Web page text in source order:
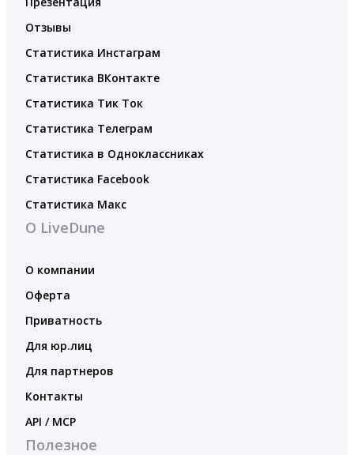
Отзывы
Статистика Инстаграм
Статистика ВКонтакте
Статистика Тик Ток
Статистика Телеграм
Статистика в Одноклассниках
Статистика Facebook
Статистика Макс
О LiveDune
О компании
Оферта
Приватность
Для юр.лиц
Для партнеров
Контакты
API / MCP
Полезное